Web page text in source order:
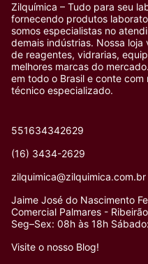
Zilquímica – Tudo para seu
fornecendo produtos
somos especialistas no
demais indústrias. Nossa
de reagentes, vidrarias,
melhores marcas do
em todo o Brasil e conte
técnico especializado.
551634342629
(16) 3434-2629
zilquimica@zilquimica.com.br
Jaime José do Nascimento
Comercial Palmares -
Seg–Sex: 08h às 18h
Visite o nosso Blog!